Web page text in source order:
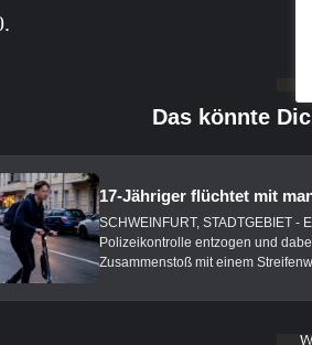
Das könnte
17-Jähriger flüchtet mit
SCHWEINFURT, STADTGEBIET
Polizeikontrolle entzogen und
Zusammenstoß mit einem